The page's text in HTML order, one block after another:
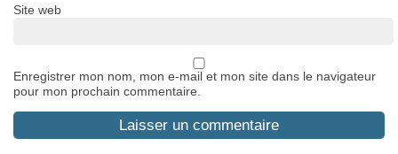
Site web
Enregistrer mon nom, mon e-mail et mon site dans le navigateur
pour mon prochain commentaire.